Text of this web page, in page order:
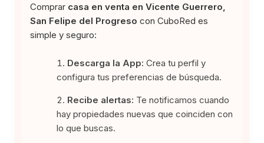
Comprar casa en venta en Vicente Guerrero,
San Felipe del Progreso con CuboRed es
simple y seguro:
Descarga la App: Crea tu perfil y
configura tus preferencias de búsqueda.
Recibe alertas: Te notificamos cuando
hay propiedades nuevas que coinciden con
lo que buscas.